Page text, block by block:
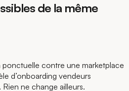
de la même
contre une marketplace
d’onboarding vendeurs
ne change ailleurs.